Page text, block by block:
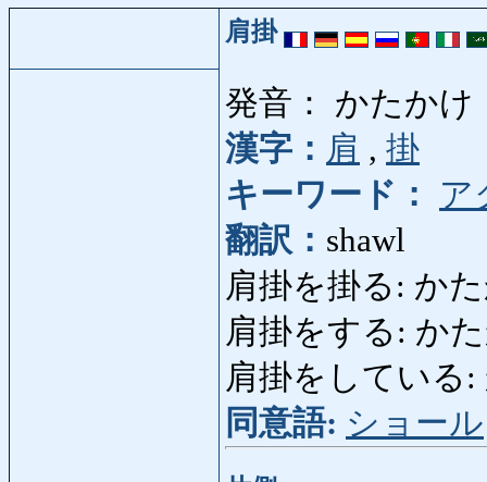
肩掛
発音： かたかけ
漢字： 肩 , 掛
キーワード：
ア
翻訳： shawl
肩掛を掛る: か
肩掛をする: か
肩掛をしている:
同意語: ショール